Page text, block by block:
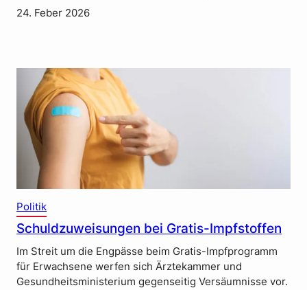
24. Feber 2026
Politik
Schuldzuweisungen bei Gratis-Impfstoffen
Im Streit um die Engpässe beim Gratis-Impfprogramm
für Erwachsene werfen sich Ärztekammer und
Gesundheitsministerium gegenseitig Versäumnisse vor.